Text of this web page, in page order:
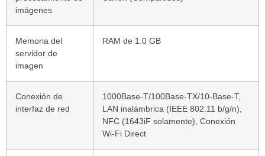
imágenes
Memoria del
servidor de
imagen
RAM de 1.0 GB
Conexión de
interfaz de red
1000Base-T/100Base-TX/10-Base-T,
LAN inalámbrica (IEEE 802.11 b/g/n),
NFC (1643iF solamente), Conexión
Wi-Fi Direct